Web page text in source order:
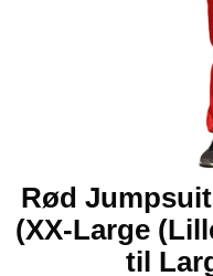
Rød
(XX-Large
til